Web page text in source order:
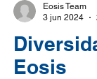
Eosis
Eosis Team
3 jun 2024